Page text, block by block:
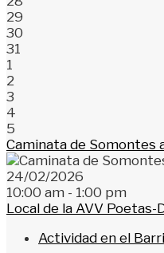
29
30
31
1
2
3
4
5
Caminata de Somontes
24/02/2026
10:00 am - 1:00 pm
Local de la AVV Poetas-
Actividad en el